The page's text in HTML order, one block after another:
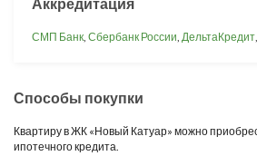
СМП Банк, Сбербанк России, ДельтаКредит,
Способы покупки
Квартиру в ЖК «Новый Катуар» можно
ипотечного кредита.